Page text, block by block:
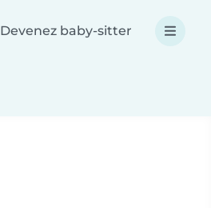
Devenez baby-sitter